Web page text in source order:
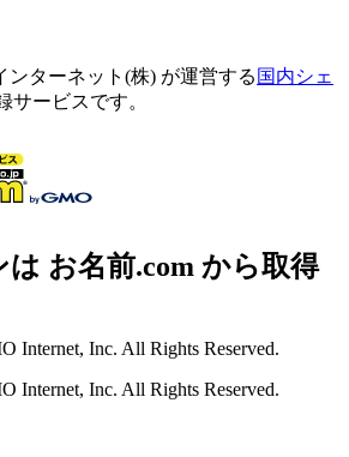
ンターネット(株) が運営する 国内シェ
サービスです。
Internet, Inc. All Rights Reserved.
Internet, Inc. All Rights Reserved.